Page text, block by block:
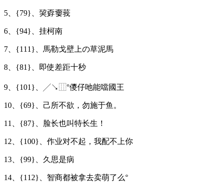
5、{79}、巭孬嫑莪
6、{94}、挂柯南
7、{111}、馬勒戈壁上の草泥馬
8、{81}、即使差距十秒
9、{101}、╱↘⿲°儍仔吔能噹國王
10、{69}、己所不欲，勿施于鱼。
11、{87}、脸长也叫特长生！
12、{100}、作业对不起，我配不上你
13、{99}、久思是病
14、{112}、智商都被拿去卖萌了么°